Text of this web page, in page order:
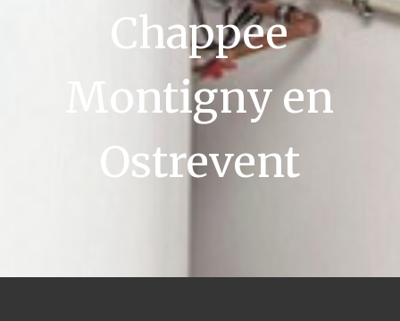
Chappee
Montigny en
Ostrevent